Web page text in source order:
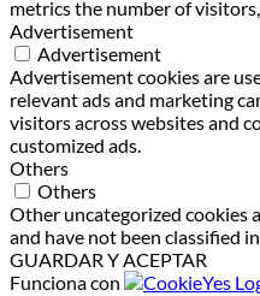
metrics the number of
Advertisement
Advertisement
Advertisement cookies are
relevant ads and marketing
visitors across websites and
customized ads.
Others
Others
Other uncategorized cookies
and have not been classified
GUARDAR Y ACEPTAR
Funciona con